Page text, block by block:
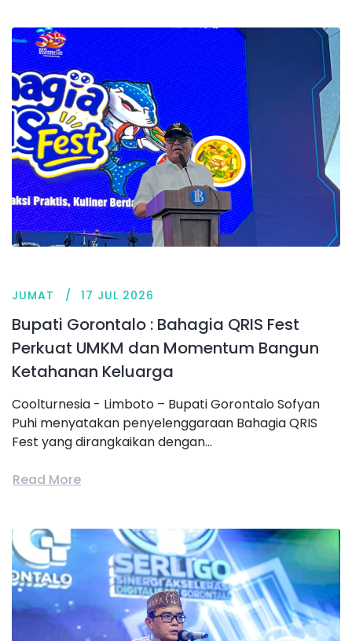
JUMAT 17 JUL 2026
Bupati Gorontalo : Bahagia QRIS Fest
Perkuat UMKM dan Momentum Bangun
Ketahanan Keluarga
Coolturnesia - Limboto – Bupati Gorontalo Sofyan
Puhi menyatakan penyelenggaraan Bahagia QRIS
Fest yang dirangkaikan dengan...
Read More